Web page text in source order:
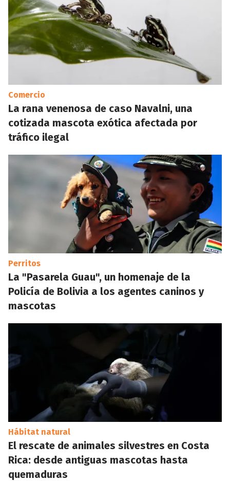
Comercio
La rana venenosa de caso Navalni, una
cotizada mascota exótica afectada por
tráfico ilegal
Perritos
La "Pasarela Guau", un homenaje de la
Policía de Bolivia a los agentes caninos y
mascotas
Hábitat natural
El rescate de animales silvestres en Costa
Rica: desde antiguas mascotas hasta
quemaduras